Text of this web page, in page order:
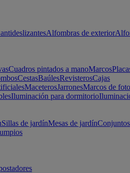
Alfombras de exterior
Cuadros pintados a manoMarcos
CestasBaúlesRevisterosCajas
MaceterosJarronesMarcos de
Iluminación para dormitorio
Sillas de jardínMesas de jardín